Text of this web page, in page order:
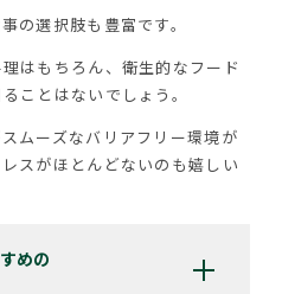
の選択肢も豊富です。
はもちろん、衛生的なフード
ことはないでしょう。
ムーズなバリアフリー環境が
スがほとんどないのも嬉しい
めの